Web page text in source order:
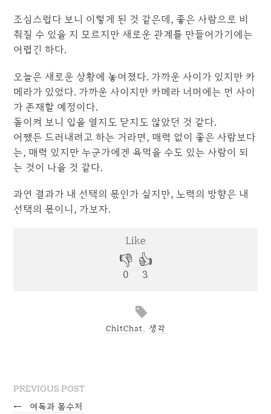
조심스럽다 보니 이렇게 된 것 같은데, 좋은 사람으로 비
춰질 수 있을 지 모르지만 새로운 관계를 만들어가기에는
어렵긴 하다.
오늘은 새로운 상황에 놓여졌다. 가까운 사이가 있지만 카
메라가 있었다. 가까운 사이지만 카메라 너머에는 먼 사이
가 존재할 예정이다.
돌이켜 보니 입을 열지도 닫지도 않았던 것 같다.
어쨌든 드러내려고 하는 거라면, 매력 없이 좋은 사람보다
는, 매력 있지만 누군가에겐 욕먹을 수도 있는 사람이 되
는 것이 나을 것 같다.
과연 결과가 내 선택의 몫인가 싶지만, 노력의 방향은 내
선택의 몫이니, 가보자.
ChitChat, 생각
PREVIOUS POST
← 여독과 몸수저